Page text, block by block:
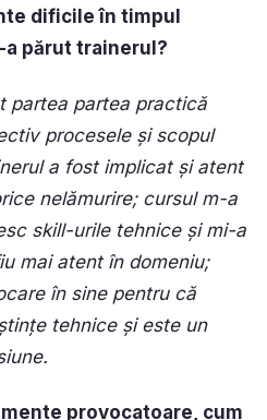
dificile în timpul
părut trainerul?
partea partea practică
procesele și scopul
a fost implicat și atent
nelămurire; cursul m-a
skill-urile tehnice și mi-a
mai atent în domeniu;
în sine pentru că
tehnice și este un
provocatoare, cum